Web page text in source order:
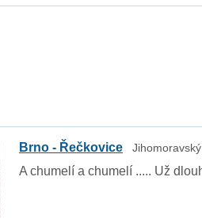
Brno - Řečkovice
A chumelí a chumelí ..... Už